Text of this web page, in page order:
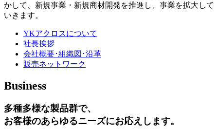
かして、新規事業・新規商材開発を推進し、事業を拡大して
いきます。
YKアクロスについて
社長挨拶
会社概要･組織図･沿革
販売ネットワーク
Business
多種多様な製品群で、
お客様のあらゆるニーズにお応えします。